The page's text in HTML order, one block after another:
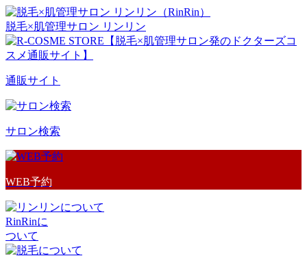
脱毛×肌管理サロン リンリン
通販サイト
サロン検索
WEB予約
RinRinに
ついて